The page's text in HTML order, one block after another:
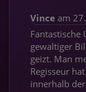
Vince am
Fantastische
gewaltiger
geizt. Man
Regisseur
innerhalb